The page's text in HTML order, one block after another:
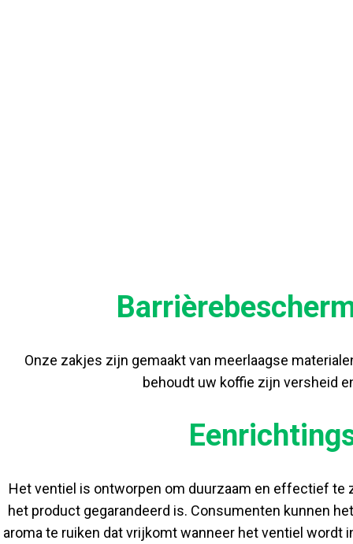
Onze zakjes zijn gemaakt van meerlaagse
behoudt uw koffie zijn versheid
Het ventiel is ontworpen om duurzaam en effectief te
het product gegarandeerd is. Consumenten kunnen
aroma te ruiken dat vrijkomt wanneer het ventiel wordt